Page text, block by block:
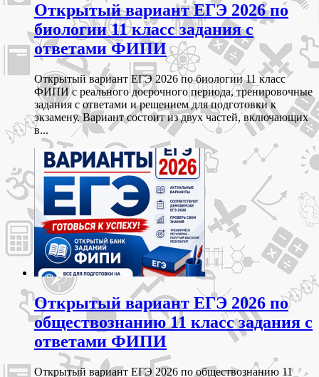
Открытый вариант ЕГЭ 2026 по
биологии 11 класс задания с
ответами ФИПИ
Открытый вариант ЕГЭ 2026 по биологии 11 класс
ФИПИ с реального досрочного периода, тренировочные
задания с ответами и решением для подготовки к
экзамену. Вариант состоит из двух частей, включающих
в...
Открытый вариант ЕГЭ 2026 по
обществознанию 11 класс задания с
ответами ФИПИ
Открытый вариант ЕГЭ 2026 по обществознанию 11